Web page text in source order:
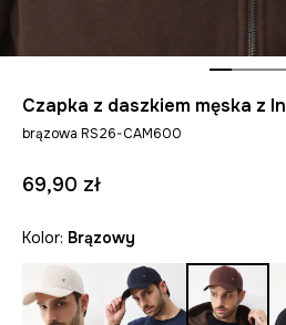
Czapka z daszkiem męska z
brązowa RS26-CAM600
69,90 zł
Kolor: brązowy